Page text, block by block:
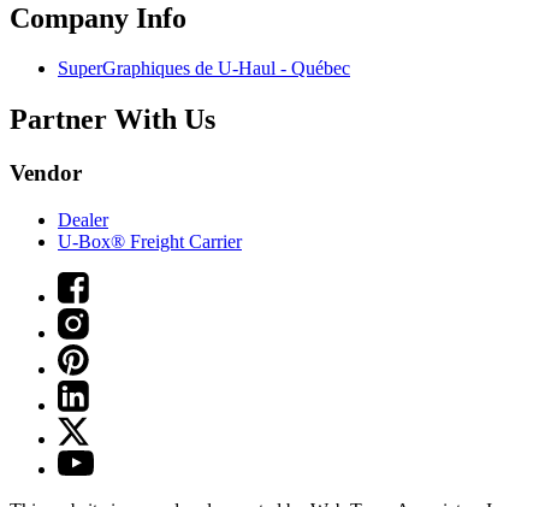
Company Info
SuperGraphiques de U-Haul - Québec
Partner With Us
Vendor
Dealer
U-Box® Freight Carrier